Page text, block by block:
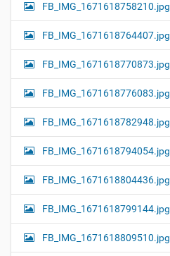
FB_IMG_1671618758210.jpg
FB_IMG_1671618764407.jpg
FB_IMG_1671618770873.jpg
FB_IMG_1671618776083.jpg
FB_IMG_1671618782948.jpg
FB_IMG_1671618794054.jpg
FB_IMG_1671618804436.jpg
FB_IMG_1671618799144.jpg
FB_IMG_1671618809510.jpg